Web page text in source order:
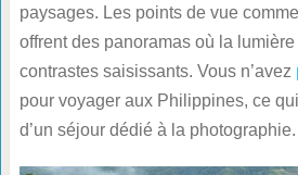
paysages. Les points de vue
offrent des panoramas où la
contrastes saisissants. Vous n’avez
pour voyager aux Philippines, ce
d’un séjour dédié à la photographie.